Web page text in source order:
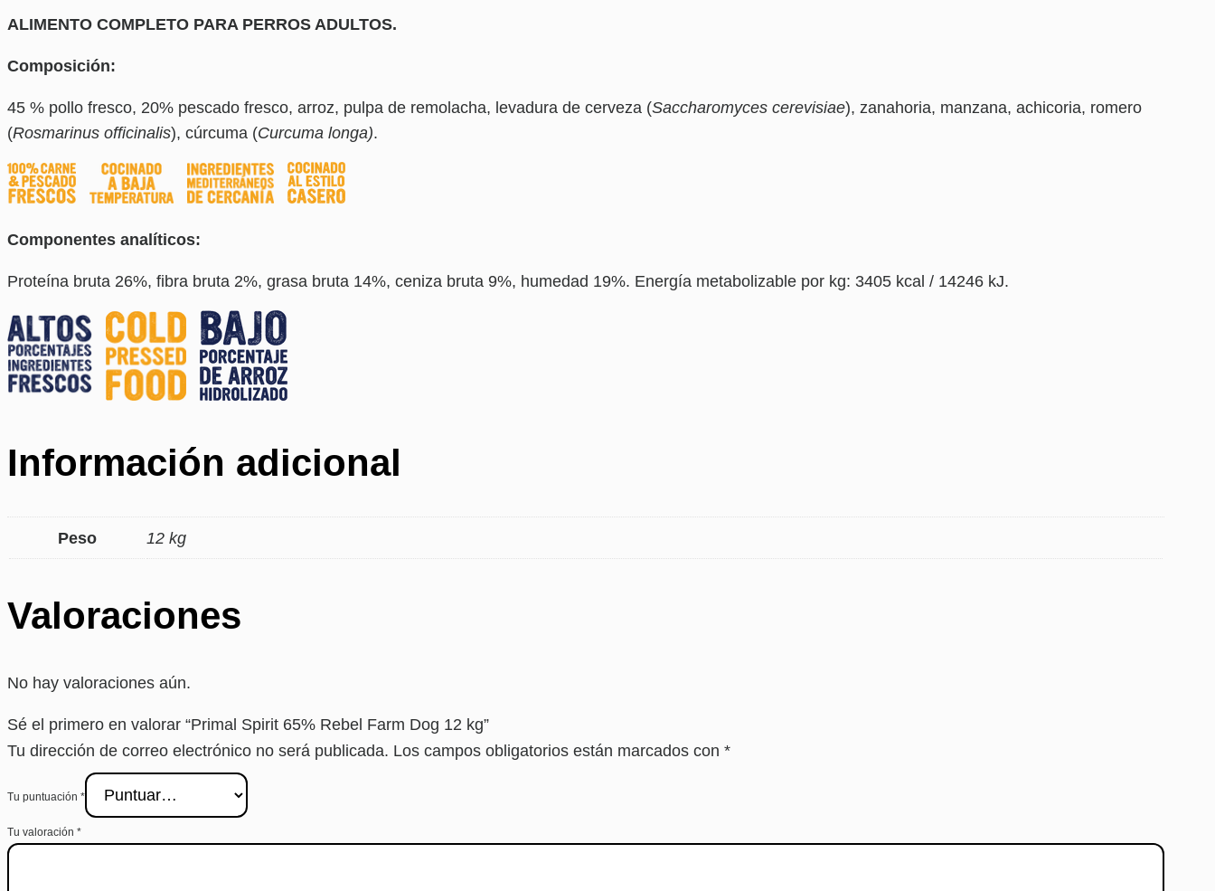
ALIMENTO COMPLETO PARA PERROS ADULTOS.
Composición:
45 % pollo fresco, 20% pescado fresco, arroz, pulpa de remolacha, levadura de cerveza (Saccharomyces cerevisiae), zanahoria, manzana, achicoria, romero
(Rosmarinus officinalis), cúrcuma (Curcuma longa).
Componentes analíticos:
Proteína bruta 26%, fibra bruta 2%, grasa bruta 14%, ceniza bruta 9%, humedad 19%. Energía metabolizable por kg: 3405 kcal / 14246 kJ.
Información adicional
Peso 12 kg
Valoraciones
No hay valoraciones aún.
Sé el primero en valorar “Primal Spirit 65% Rebel Farm Dog 12 kg”
Tu dirección de correo electrónico no será publicada. Los campos obligatorios están marcados con *
Tu puntuación *
Tu valoración *